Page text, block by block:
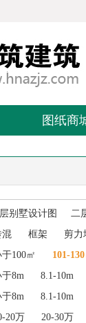
图纸商
别墅设计图 二
混 框架
剪力
100㎡ 101-
于8m 8.1-10m
于8m 8.1-10m
20万 20-30万